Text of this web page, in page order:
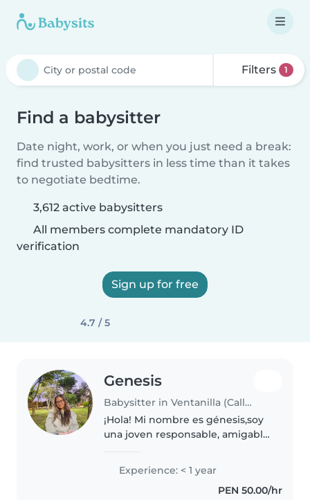
Filters 1
Find a babysitter
Date night, work, or when you just need a break:
find trusted babysitters in less time than it takes
to negotiate bedtime.
3,612 active babysitters
All members complete mandatory ID
verification
Sign up for free
4.7 / 5
Genesis
Babysitter in Ventanilla (Callao)
¡Hola! Mi nombre es génesis,soy
una joven responsable, amigable
dibujo, lectura, manualidades,
música y juegos. Tengo
experiencia cuidando niños en
Experience: < 1 year
PEN 50.00/hr